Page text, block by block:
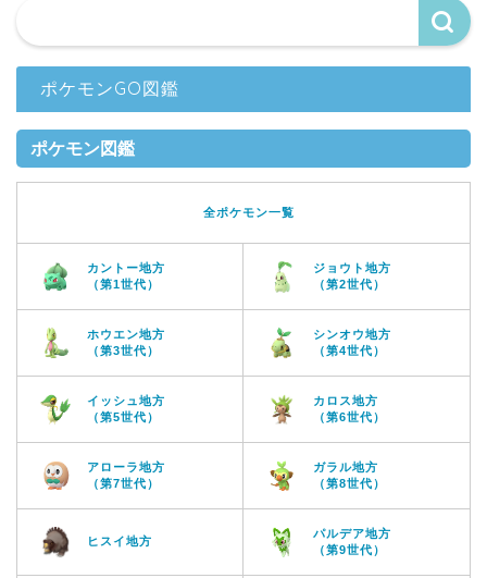
ポケモンGO図鑑
ポケモン図鑑
全ポケモン一覧
カントー地方
（第1世代）
ジョウト地方
（第2世代）
ホウエン地方
（第3世代）
シンオウ地方
（第4世代）
イッシュ地方
（第5世代）
カロス地方
（第6世代）
アローラ地方
（第7世代）
ガラル地方
（第8世代）
ヒスイ地方
パルデア地方
（第9世代）